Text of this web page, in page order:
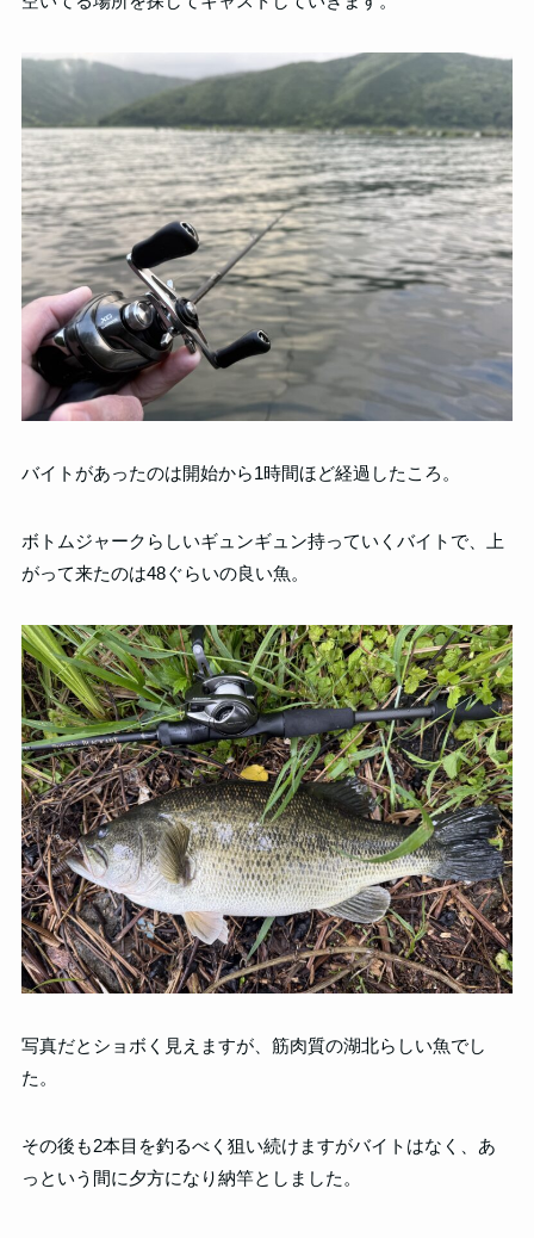
バイトがあったのは開始から1時間ほど経過したころ。
ボトムジャークらしいギュンギュン持っていくバイトで、上
がって来たのは48ぐらいの良い魚。
写真だとショボく見えますが、筋肉質の湖北らしい魚でし
た。
その後も2本目を釣るべく狙い続けますがバイトはなく、あ
っという間に夕方になり納竿としました。